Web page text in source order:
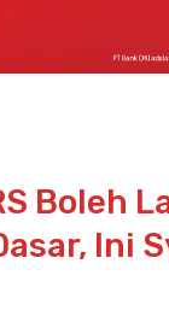
Boleh
Ini